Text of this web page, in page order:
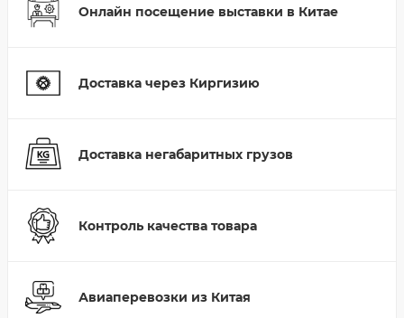
Онлайн посещение выставки в Китае
Доставка через Киргизию
Доставка негабаритных грузов
Контроль качества товара
Авиаперевозки из Китая